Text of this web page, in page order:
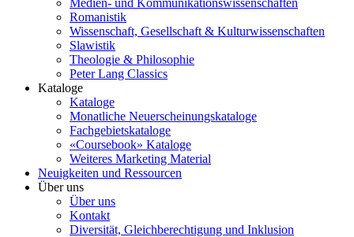
Medien- und Kommunikationswissenschaften
Romanistik
Wissenschaft, Gesellschaft & Kulturwissenschaften
Slawistik
Theologie & Philosophie
Peter Lang Classics
Kataloge
Kataloge
Monatliche Neuerscheinungskataloge
Fachgebietskataloge
«Coursebook» Kataloge
Weiteres Marketing Material
Neuigkeiten und Ressourcen
Über uns
Über uns
Kontakt
Diversität, Gleichberechtigung und Inklusion